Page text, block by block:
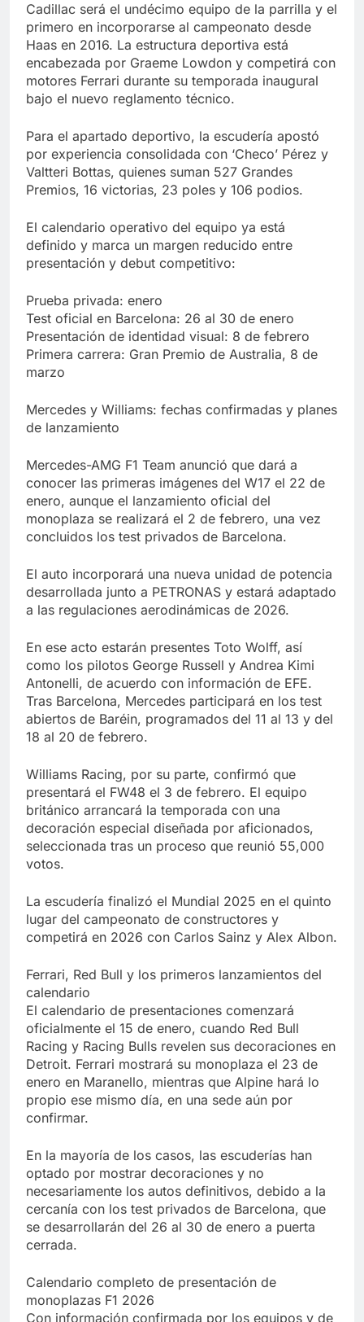
Cadillac será el undécimo equipo de la parrilla y el
primero en incorporarse al campeonato desde
Haas en 2016. La estructura deportiva está
encabezada por Graeme Lowdon y competirá con
motores Ferrari durante su temporada inaugural
bajo el nuevo reglamento técnico.
Para el apartado deportivo, la escudería apostó
por experiencia consolidada con ‘Checo’ Pérez y
Valtteri Bottas, quienes suman 527 Grandes
Premios, 16 victorias, 23 poles y 106 podios.
El calendario operativo del equipo ya está
definido y marca un margen reducido entre
presentación y debut competitivo:
Prueba privada: enero
Test oficial en Barcelona: 26 al 30 de enero
Presentación de identidad visual: 8 de febrero
Primera carrera: Gran Premio de Australia, 8 de
marzo
Mercedes y Williams: fechas confirmadas y planes
de lanzamiento
Mercedes-AMG F1 Team anunció que dará a
conocer las primeras imágenes del W17 el 22 de
enero, aunque el lanzamiento oficial del
monoplaza se realizará el 2 de febrero, una vez
concluidos los test privados de Barcelona.
El auto incorporará una nueva unidad de potencia
desarrollada junto a PETRONAS y estará adaptado
a las regulaciones aerodinámicas de 2026.
En ese acto estarán presentes Toto Wolff, así
como los pilotos George Russell y Andrea Kimi
Antonelli, de acuerdo con información de EFE.
Tras Barcelona, Mercedes participará en los test
abiertos de Baréin, programados del 11 al 13 y del
18 al 20 de febrero.
Williams Racing, por su parte, confirmó que
presentará el FW48 el 3 de febrero. El equipo
británico arrancará la temporada con una
decoración especial diseñada por aficionados,
seleccionada tras un proceso que reunió 55,000
votos.
La escudería finalizó el Mundial 2025 en el quinto
lugar del campeonato de constructores y
competirá en 2026 con Carlos Sainz y Alex Albon.
Ferrari, Red Bull y los primeros lanzamientos del
calendario
El calendario de presentaciones comenzará
oficialmente el 15 de enero, cuando Red Bull
Racing y Racing Bulls revelen sus decoraciones en
Detroit. Ferrari mostrará su monoplaza el 23 de
enero en Maranello, mientras que Alpine hará lo
propio ese mismo día, en una sede aún por
confirmar.
En la mayoría de los casos, las escuderías han
optado por mostrar decoraciones y no
necesariamente los autos definitivos, debido a la
cercanía con los test privados de Barcelona, que
se desarrollarán del 26 al 30 de enero a puerta
cerrada.
Calendario completo de presentación de
monoplazas F1 2026
Con información confirmada por los equipos y de